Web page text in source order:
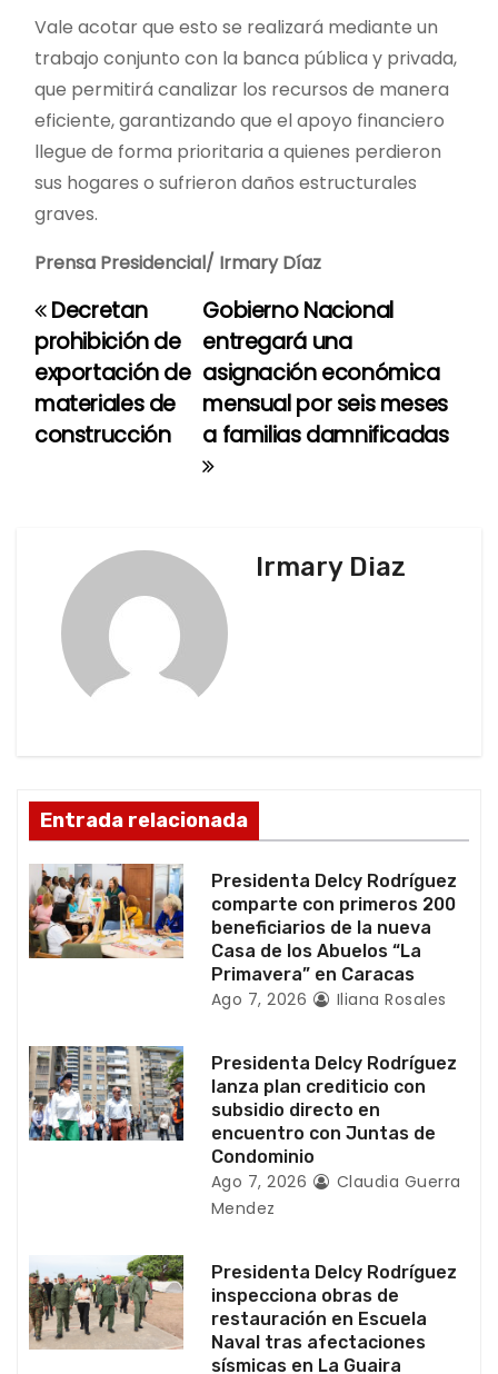
Vale acotar que esto se realizará mediante un
trabajo conjunto con la banca pública y privada,
que permitirá canalizar los recursos de manera
eficiente, garantizando que el apoyo financiero
llegue de forma prioritaria a quienes perdieron
sus hogares o sufrieron daños estructurales
graves.
Prensa Presidencial/ Irmary Díaz
N
a
v
e
e
n
t
a
d
Gobierno Nacional
entregará una
asignación económica
mensual por seis meses
a familias damnificadas
Decretan
prohibición de
exportación de
materiales de
construcción
Irmary Diaz
Entrada relacionada
Presidenta Delcy Rodríguez
comparte con primeros 200
beneficiarios de la nueva
Casa de los Abuelos “La
Primavera” en Caracas
Ago 7, 2026 Iliana Rosales
Presidenta Delcy Rodríguez
lanza plan crediticio con
subsidio directo en
encuentro con Juntas de
Condominio
Ago 7, 2026
Claudia Guerra
Mendez
Presidenta Delcy Rodríguez
inspecciona obras de
restauración en Escuela
Naval tras afectaciones
sísmicas en La Guaira